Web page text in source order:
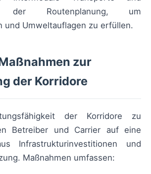
der Routenplanung, um
und Umweltauflagen zu erfüllen.
zur
der Korridore
der Korridore zu
Betreiber und Carrier auf eine
Infrastrukturinvestitionen und
Maßnahmen umfassen: